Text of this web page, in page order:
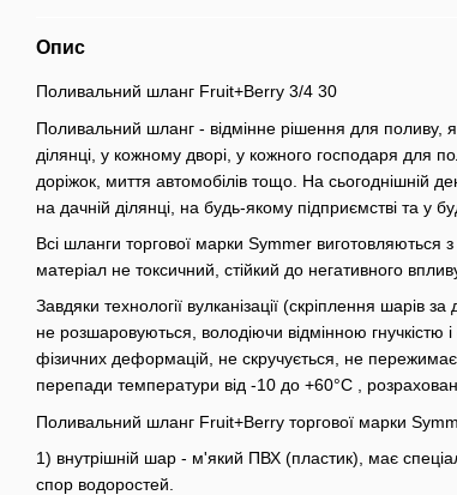
Опис
Поливальний шланг Fruit+Berry 3/4 30
Поливальний шланг - відмінне рішення для поливу,
ділянці, у кожному дворі, у кожного господаря для
доріжок, миття автомобілів тощо. На сьогоднішній
на дачній ділянці, на будь-якому підприємстві та у
Всі шланги торгової марки Symmer виготовляються
матеріал не токсичний, стійкий до негативного
Завдяки технології вулканізації (скріплення шарів
не розшаровуються, володіючи відмінною гнучкістю і
фізичних деформацій, не скручується, не
перепади температури від -10 до +60°С ,
Поливальний шланг Fruit+Berry торгової марки
1) внутрішній шар - м'який ПВХ (пластик), має
спор водоростей.